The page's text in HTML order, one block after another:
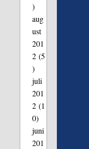
)
aug
ust
201
2(5
)
juli
201
2(1
0)
juni
201